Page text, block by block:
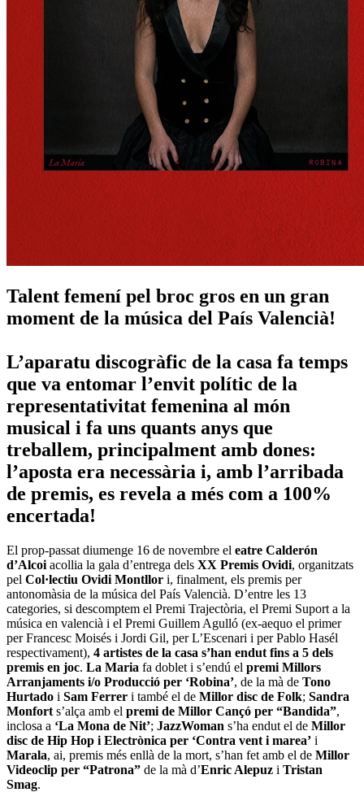
Talent femení pel broc gros en un gran
moment de la música del País Valencià!
L’aparatu discogràfic de la casa fa temps
que va entomar l’envit polític de la
representativitat femenina al món
musical i fa uns quants anys que
treballem, principalment amb dones:
l’aposta era necessària i, amb l’arribada
de premis, es revela a més com a 100%
encertada!
El prop-passat diumenge 16 de novembre el eatre Calderón
d’Alcoi acollia la gala d’entrega dels XX Premis Ovidi, organitzats
pel Col·lectiu Ovidi Montllor i, finalment, els premis per
antonomàsia de la música del País Valencià. D’entre les 13
categories, si descomptem el Premi Trajectòria, el Premi Suport a la
música en valencià i el Premi Guillem Agulló (ex-aequo el primer
per Francesc Moisés i Jordi Gil, per L’Escenari i per Pablo Hasél
respectivament), 4 artistes de la casa s’han endut fins a 5 dels
premis en joc. La Maria fa doblet i s’endú el premi Millors
Arranjaments i/o Producció per ‘Robina’, de la mà de Tono
Hurtado i Sam Ferrer i també el de Millor disc de Folk; Sandra
Monfort s’alça amb el premi de Millor Cançó per “Bandida”,
inclosa a ‘La Mona de Nit’; JazzWoman s’ha endut el de Millor
disc de Hip Hop i Electrònica per ‘Contra vent i marea’ i
Marala, ai, premis més enllà de la mort, s’han fet amb el de Millor
Videoclip per “Patrona” de la mà d’Enric Alepuz i Tristan
Smag.